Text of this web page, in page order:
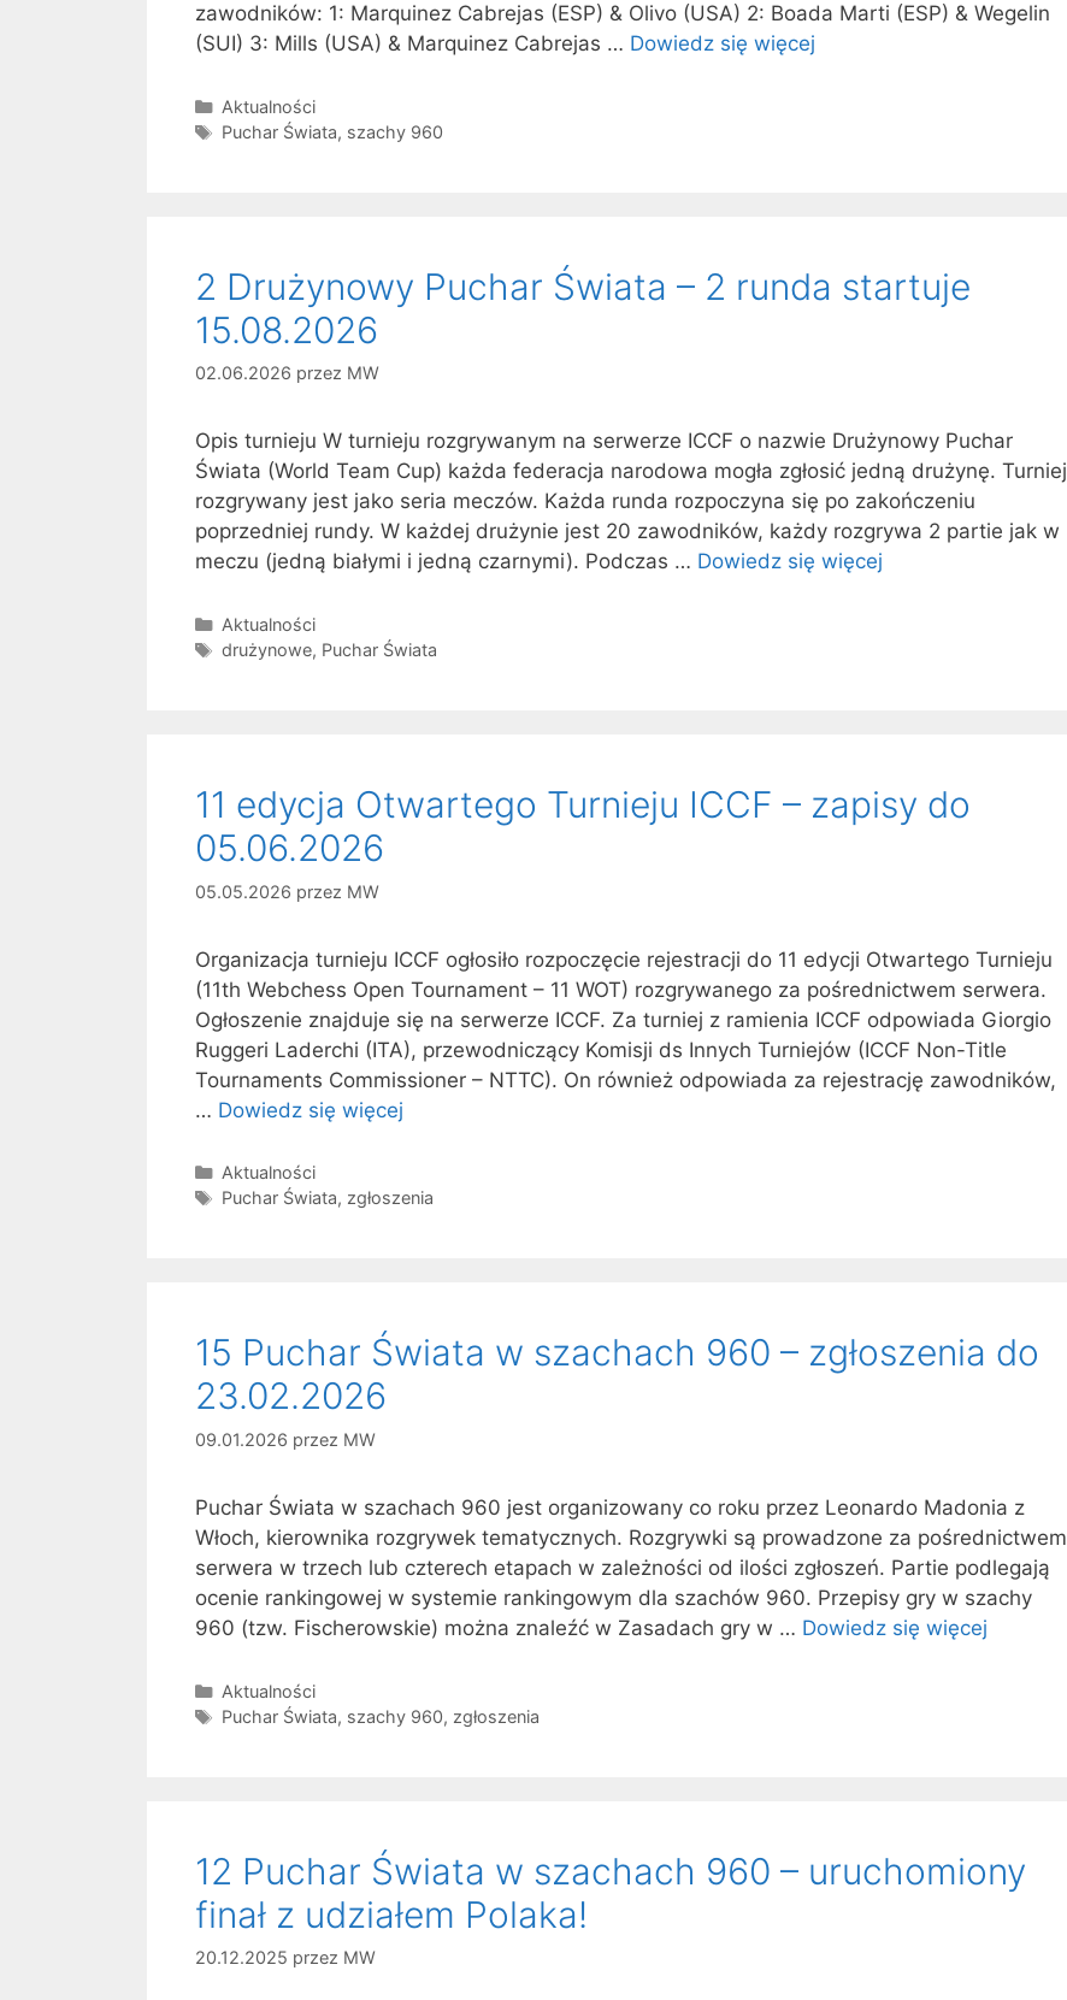
zawodników: 1: Marquinez Cabrejas (ESP) & Olivo (USA) 2: Boada Marti (ESP) & Wegelin
(SUI) 3: Mills (USA) & Marquinez Cabrejas … Dowiedz się więcej
Kategorie
Aktualności
Tagi
Puchar Świata, szachy 960
2 Drużynowy Puchar Świata – 2 runda startuje
15.08.2026
02.06.2026 przez MW
Opis turnieju W turnieju rozgrywanym na serwerze ICCF o nazwie Drużynowy Puchar
Świata (World Team Cup) każda federacja narodowa mogła zgłosić jedną drużynę. Turniej
rozgrywany jest jako seria meczów. Każda runda rozpoczyna się po zakończeniu
poprzedniej rundy. W każdej drużynie jest 20 zawodników, każdy rozgrywa 2 partie jak w
meczu (jedną białymi i jedną czarnymi). Podczas … Dowiedz się więcej
Kategorie
Aktualności
Tagi
drużynowe, Puchar Świata
11 edycja Otwartego Turnieju ICCF – zapisy do
05.06.2026
05.05.2026 przez MW
Organizacja turnieju ICCF ogłosiło rozpoczęcie rejestracji do 11 edycji Otwartego Turnieju
(11th Webchess Open Tournament – 11 WOT) rozgrywanego za pośrednictwem serwera.
Ogłoszenie znajduje się na serwerze ICCF. Za turniej z ramienia ICCF odpowiada Giorgio
Ruggeri Laderchi (ITA), przewodniczący Komisji ds Innych Turniejów (ICCF Non-Title
Tournaments Commissioner – NTTC). On również odpowiada za rejestrację zawodników,
… Dowiedz się więcej
Kategorie
Aktualności
Tagi
Puchar Świata, zgłoszenia
15 Puchar Świata w szachach 960 – zgłoszenia do
23.02.2026
09.01.2026 przez MW
Puchar Świata w szachach 960 jest organizowany co roku przez Leonardo Madonia z
Włoch, kierownika rozgrywek tematycznych. Rozgrywki są prowadzone za pośrednictwem
serwera w trzech lub czterech etapach w zależności od ilości zgłoszeń. Partie podlegają
ocenie rankingowej w systemie rankingowym dla szachów 960. Przepisy gry w szachy
960 (tzw. Fischerowskie) można znaleźć w Zasadach gry w … Dowiedz się więcej
Kategorie
Aktualności
Tagi
Puchar Świata, szachy 960, zgłoszenia
12 Puchar Świata w szachach 960 – uruchomiony
finał z udziałem Polaka!
20.12.2025 przez MW